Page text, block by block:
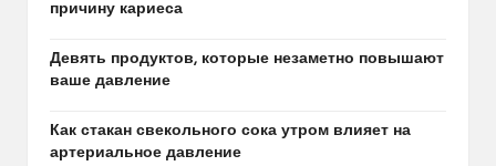
причину кариеса
Девять продуктов, которые незаметно повышают
ваше давление
Как стакан свекольного сока утром влияет на
артериальное давление